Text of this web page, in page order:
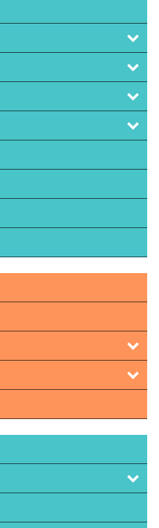
OKTATÁS
OKTATÁS
GIMNÁZIUM
KÉRVÉNY
A SZAKKKÉPZÉSBEN